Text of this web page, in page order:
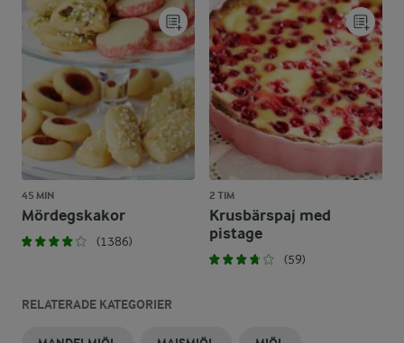
45 MIN
Mördegskakor
(1386)
2 TIM
Krusbärspaj med
pistage
(59)
RELATERADE KATEGORIER